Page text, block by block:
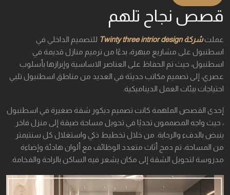
قصص نجاح تلهم
عملتشركة Twinty three intrior design
للتصميم الداخلي في
اسطنبول على مشاريع مبهرة، بدءًا من ترميم منازل قديمة في
اسطنبول، حيث تم الحفاظ على العناصر الاساسية وإبرازها بأسلوب
عصري، إلى تصميم مكاتب حديثة في العديد من مناطق اسطنبول تلبي
احتياجات بيئات العمل الديناميكية.
إحدى القصص الملهمة كانت تصميم ديكور شقة صغيرة في اسطنبول
، حيث واجه المصممون تحديًا في تحويل مساحة ضيقة إلى منزل فاخر
ينبض بالدفء والرحابة. من خلال تخطيط ذكي واستغلال كل سنتيمتر
من المساحة، تم دمج أثاث متعدد الوظائف مع ألوان هادئة وإضاءة
مدروسة لتحويل الشقة إلى مكان يشعر فيه الساكن بالراحة والفخامة.